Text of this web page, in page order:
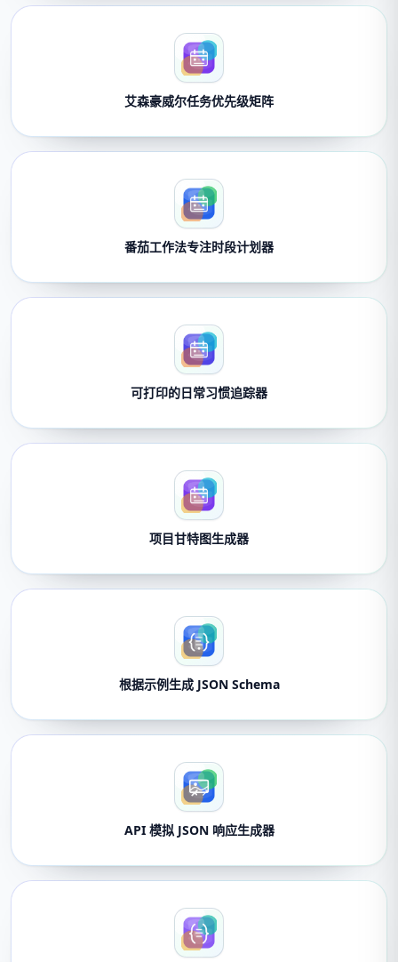
艾森豪威尔任务优先级矩阵
番茄工作法专注时段计划器
可打印的日常习惯追踪器
项目甘特图生成器
根据示例生成 JSON Schema
API 模拟 JSON 响应生成器